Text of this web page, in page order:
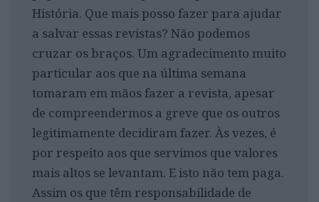
História. Que mais posso fazer para ajudar
a salvar essas revistas? Não podemos
cruzar os braços. Um agradecimento muito
particular aos que na última semana
tomaram em mãos fazer a revista, apesar
de compreendermos a greve que os outros
legitimamente decidiram fazer. Às vezes, é
por respeito aos que servimos que valores
mais altos se levantam. E isto não tem paga.
Assim os que têm responsabilidade de